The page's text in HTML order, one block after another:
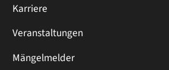
Karriere
Veranstaltungen
Mängelmelder